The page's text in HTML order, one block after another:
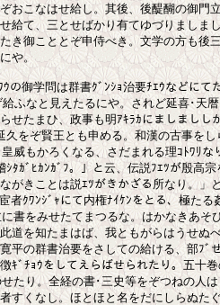
おこなはせ給し。其後、後醍醐の御門
給て、三とせばかり有てゆづりましま
き御こととぞ申侍べき。文学の方も後
や。
の御学問は群書ｸﾞﾝｼｮ治要ﾁｴｳなどにて
ふなと見えたるにや。されど延喜･天
せたまひ、政事も明ｱｷﾗｶにましましし
久をぞ賢王とも申める。和漢の古事をし
威もかろくなる、さだまれる理ｺﾄﾜﾘな
ﾀｶﾞﾋｶﾝｶﾞﾌ。」と云、伝説ﾌｴﾂが殷高
がきことは説ｴﾂがきかざる所なり。」
者ｸﾜﾝｼﾞｬにて内権ﾅｲｹﾝをとる、極たる
書をみせたてまつるな。はかなきあそ
道を知たまはば、我ともがらはうせぬ
平の群書治要をさしての給ける、部ﾌﾞ
ｷﾞﾁｮｳをしてえらばせられたり。五十
たり。全経の書･三史等をぞつねの人
すくなし。ほとほと名をだにしらぬた